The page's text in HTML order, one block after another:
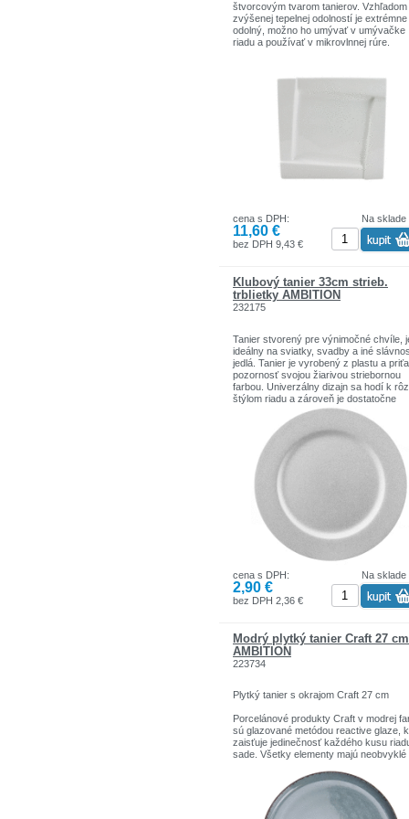
štvorcovým tvarom tanierov. Vzhľadom
zvýšenej tepelnej odolností je extrémne
odolný, možno ho umývať v umývačke
riadu a používať v mikrovlnnej rúre.
Na sklade
cena s DPH:
11,60 €
bez DPH 9,43 €
Klubový tanier 33cm strieb.
trblietky AMBITION
232175
Tanier stvorený pre výnimočné chvíle,
ideálny na sviatky, svadby a iné
jedlá. Tanier je vyrobený z plastu a
pozornosť svojou žiarivou striebornou
farbou. Univerzálny dizajn sa hodí k
štýlom riadu a zároveň je dostatočne
výrazný na to, aby bol ozdobou sám o
sebe. Ide o produkt, ktorý nielen
stôl, ale ho aj ochráni pred poškodením
nečistotami.
Prevedenie: žiarivá strieborná v
Odolnosť: odolný plast
Praktickosť: ľahká, stabilná, odolná voči
vysokým teplotám
Všestrannosť: hodí sa na rôzne druhy
Jedinečnosť: mimoriadna dekorácia pre
každú príležitosť
Na sklade
cena s DPH:
2,90 €
bez DPH 2,36 €
Modrý plytký tanier Craft 27 cm
AMBITION
223734
Plytký tanier s okrajom Craft 27 cm
Porcelánové produkty Craft v modrej
sú glazované metódou reactive glaze,
zaisťuje jedinečnosť každého kusu
sade. Všetky elementy majú neobvyklé
tmavo hnedé odreniny na okraji.
Prepracovanosť kolekcie Craft je
jej funkčnosťou. Produkty sú vhodné do
umývačky a mikrovlnnej rúry.